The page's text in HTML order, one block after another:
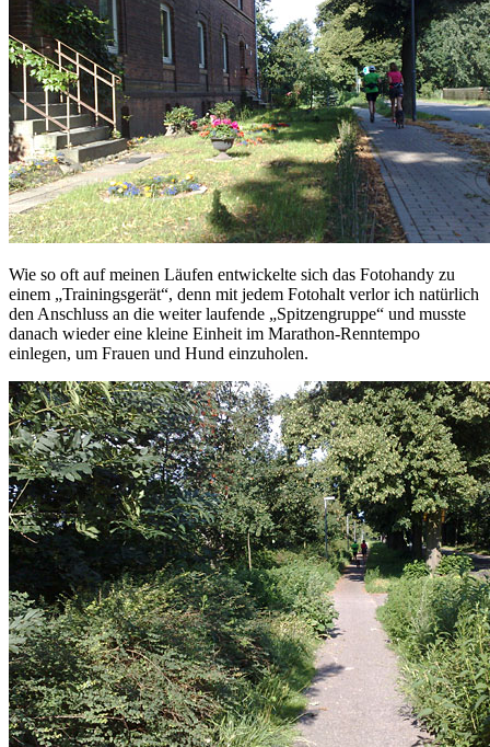
Wie so oft auf meinen Läufen entwickelte sich das Fotohandy zu
einem „Trainingsgerät“, denn mit jedem Fotohalt verlor ich natürlich
den Anschluss an die weiter laufende „Spitzengruppe“ und musste
danach wieder eine kleine Einheit im Marathon-Renntempo
einlegen, um Frauen und Hund einzuholen.